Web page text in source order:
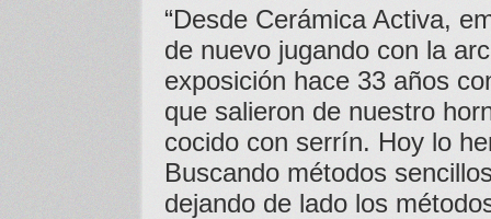
“Desde Cerámica Activa,
de nuevo jugando con la
exposición hace 33 años
que salieron de nuestro
cocido con serrín. Hoy lo
Buscando métodos
dejando de lado los